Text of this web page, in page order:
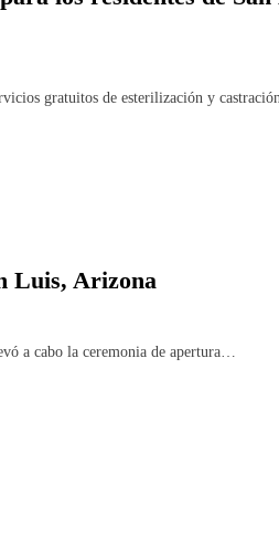
gratuitos de esterilización y
Luis, Arizona
a cabo la ceremonia de apertura…